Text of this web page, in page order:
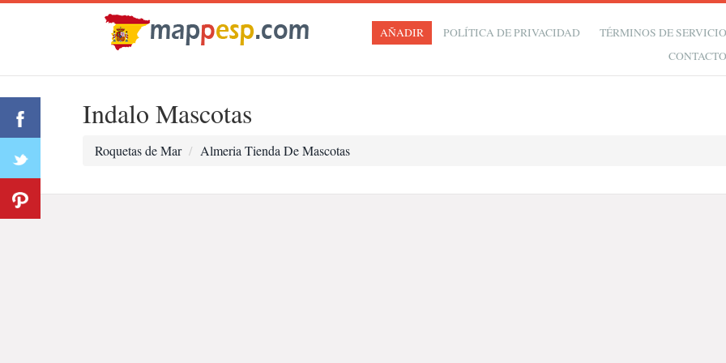
AÑADIR POLÍTICA DE PRIVACIDAD
TÉRMINOS DE
Indalo Mascotas
Roquetas de Mar Almeria Tienda De Mascotas